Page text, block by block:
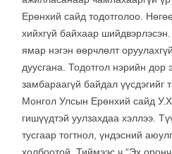
Ерөнхий сайд тодотголоо.
хийхгүй байхаар
ямар нэгэн өөрчлөлт
дуусгана. Тодотгол нэрийн дор
замбараагүй байдал үүсдэгийг
Монгол Улсын Ерөнхий сайд
гишүүдтэй уулзахдаа хэллээ.
тусгаар тогтнол, үндэсний